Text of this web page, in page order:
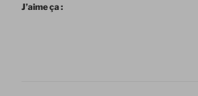
J’aime ça :